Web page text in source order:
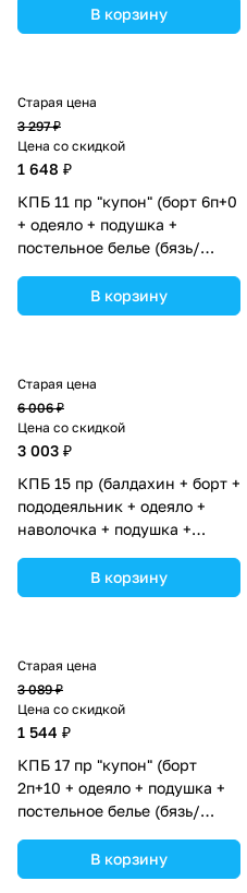
1_05) цвета в ассортименте.
В корзину
Старая цена
3 297 ₽
Цена со скидкой
1 648 ₽
КПБ 11 пр "купон" (борт 6п+0
+ одеяло + подушка +
постельное белье (бязь/
цвета в ассортименте.
В корзину
Старая цена
6 006 ₽
Цена со скидкой
3 003 ₽
КПБ 15 пр (балдахин + борт +
пододеяльник + одеяло +
наволочка + подушка +
1_05) цвета в ассортименте.
В корзину
Старая цена
3 089 ₽
Цена со скидкой
1 544 ₽
КПБ 17 пр "купон" (борт
2п+10 + одеяло + подушка +
постельное белье (бязь/
(№К207_2а10бб) цвета в
ассортименте.
В корзину